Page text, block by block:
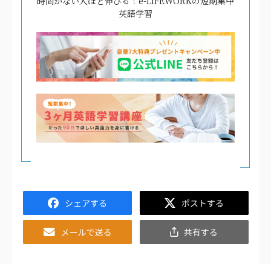
英語学習
Facebook
Twitter
Email
有